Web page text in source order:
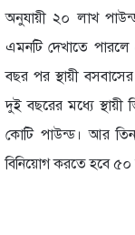
অনুযায়ী ২০ লাখ
এমনটি দেখাতে পারলে
বছর পর স্থায়ী
দুই বছরের মধ্যে
কোটি পাউন্ড। আর
বিনিয়োগ করতে হবে ৫০